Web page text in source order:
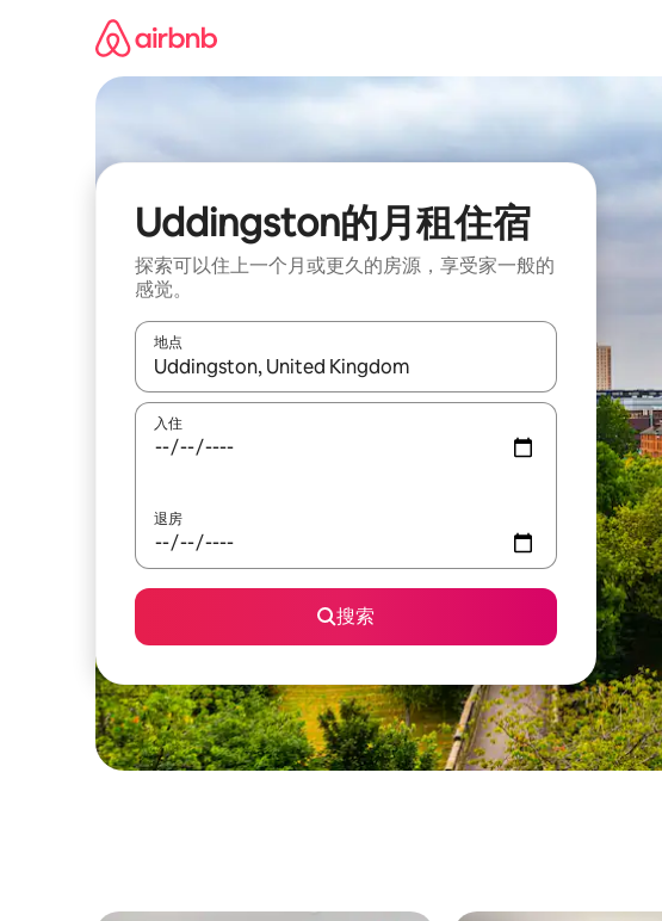
Uddingston的月租住宿
探索可以住上一个月或更久的房源，享受家一般的
感觉。
地点
如有搜索结果，请使用上下方向键查看，或通过点击或滑动手势浏览。
入住
退房
搜索